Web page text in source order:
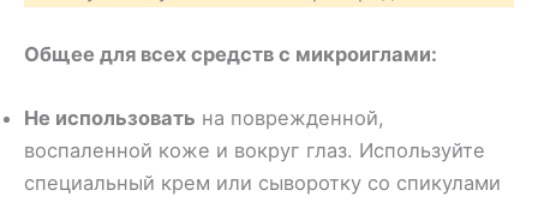
Общее для всех средств с микроиглами:
Не использовать на поврежденной,
воспаленной коже и вокруг глаз. Используйте
специальный крем или сыворотку со спикулами